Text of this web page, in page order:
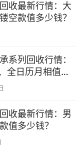
收最新行情：大
空款值多少钱？
系列回收行情：
全日历月相值多
收最新行情：男
值多少钱？